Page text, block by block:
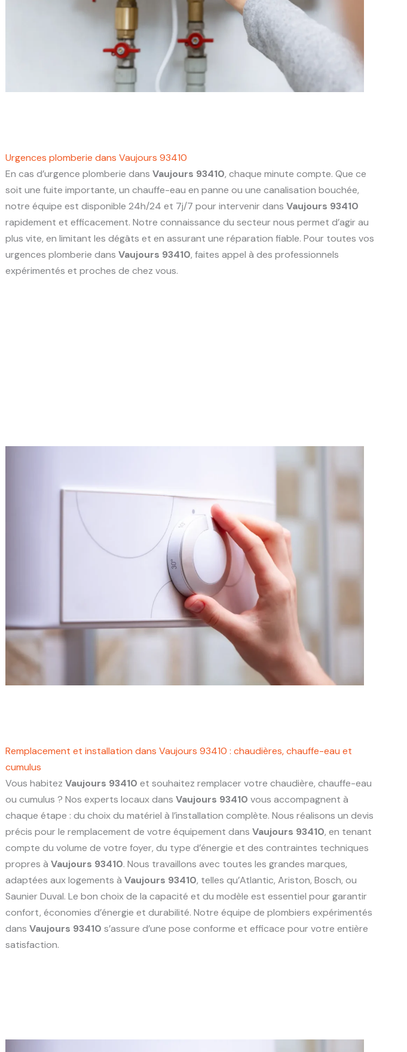
Urgences plomberie dans Vaujours 93410
En cas d’urgence plomberie dans Vaujours 93410, chaque minute compte. Que ce
soit une fuite importante, un chauffe-eau en panne ou une canalisation bouchée,
notre équipe est disponible 24h/24 et 7j/7 pour intervenir dans Vaujours 93410
rapidement et efficacement. Notre connaissance du secteur nous permet d’agir au
plus vite, en limitant les dégâts et en assurant une réparation fiable. Pour toutes vos
urgences plomberie dans Vaujours 93410, faites appel à des professionnels
expérimentés et proches de chez vous.
Remplacement et installation dans Vaujours 93410 : chaudières, chauffe-eau et
cumulus
Vous habitez Vaujours 93410 et souhaitez remplacer votre chaudière, chauffe-eau
ou cumulus ? Nos experts locaux dans Vaujours 93410 vous accompagnent à
chaque étape : du choix du matériel à l’installation complète. Nous réalisons un devis
précis pour le remplacement de votre équipement dans Vaujours 93410, en tenant
compte du volume de votre foyer, du type d’énergie et des contraintes techniques
propres à Vaujours 93410. Nous travaillons avec toutes les grandes marques,
adaptées aux logements à Vaujours 93410, telles qu’Atlantic, Ariston, Bosch, ou
Saunier Duval. Le bon choix de la capacité et du modèle est essentiel pour garantir
confort, économies d’énergie et durabilité. Notre équipe de plombiers expérimentés
dans Vaujours 93410 s’assure d’une pose conforme et efficace pour votre entière
satisfaction.